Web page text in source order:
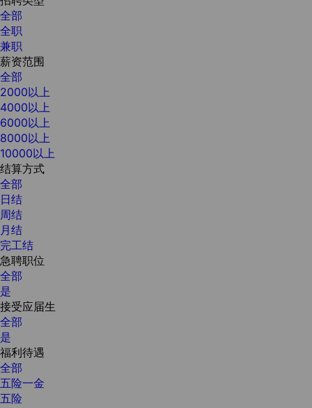
全部
全职
兼职
薪资范围
全部
2000以上
4000以上
6000以上
8000以上
10000以上
结算方式
全部
日结
周结
月结
完工结
急聘职位
全部
是
接受应届生
全部
是
福利待遇
全部
五险一金
五险